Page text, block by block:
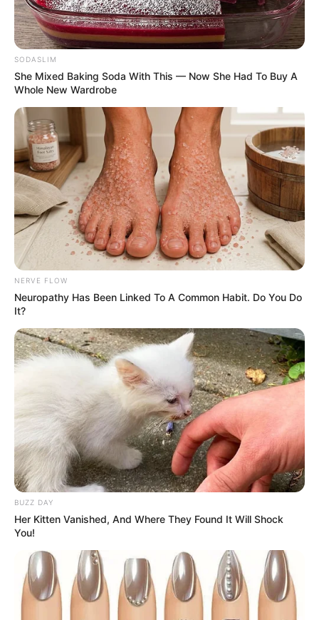
LIHAT ARTIKEL LAINNYA
9 Desain Detail Barang
Sangat Membantu, Jadi
Lebih Mudah Deh
Kosong, 10 Desain
Tangga Minimalis yang
Multifungsi
SODASLIM
She Mixed Baking Soda With This — Now She Had To Buy A
Whole New Wardrobe
NERVE FLOW
Neuropathy Has Been Linked To A Common Habit. Do You Do
It?
BUZZ DAY
Her Kitten Vanished, And Where They Found It Will Shock
You!